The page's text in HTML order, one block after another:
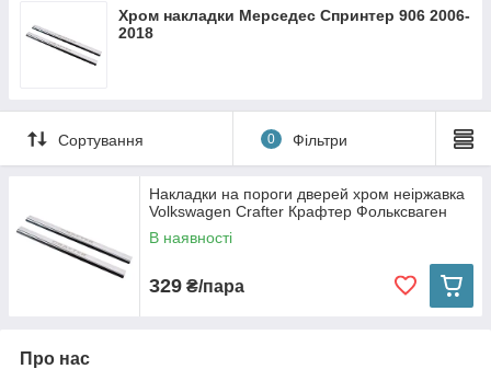
Хром накладки Мерседес Спринтер 906 2006-
2018
Сортування 0 Фільтри
Накладки на пороги дверей хром неіржавка
Volkswagen Crafter Крафтер Фольксваген
В наявності
329 ₴/пара
Про нас